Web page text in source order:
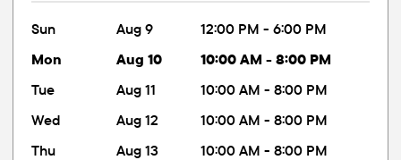
sun Aug 9
12:00 PM - 6:00 PM
mon
Aug 10
10:00 AM - 8:00 PM
tue
Aug 11
10:00 AM - 8:00 PM
wed
Aug 12
10:00 AM - 8:00 PM
thu
Aug 13
10:00 AM - 8:00 PM